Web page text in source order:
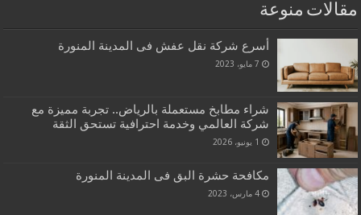
مقالات منوعة
أسرع شركة نقل عفش فى المدينة المنورة
7 مايو، 2023
شراء مطابخ مستعملة بالرياض.. تجربة مميزة مع
شركة العالمي وخدمة احترافية تستحق الثقة
1 يونيو، 2026
مكافحة حشرة البق فى المدينة المنورة
4 مارس، 2023